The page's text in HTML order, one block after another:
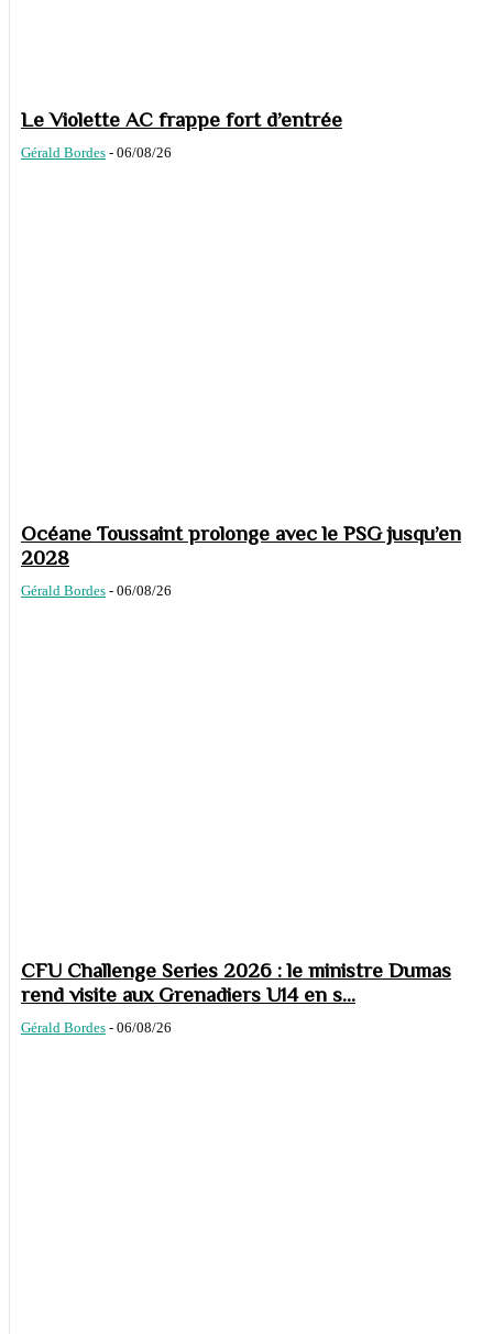
Le Violette AC frappe fort d’entrée
Gérald Bordes - 06/08/26
Océane Toussaint prolonge avec le PSG jusqu’en
2028
Gérald Bordes - 06/08/26
CFU Challenge Series 2026 : le ministre Dumas
rend visite aux Grenadiers U14 en s...
Gérald Bordes - 06/08/26